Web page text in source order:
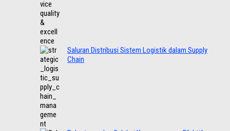
Saluran Distribusi Sistem Logistik dalam Supply
Chain